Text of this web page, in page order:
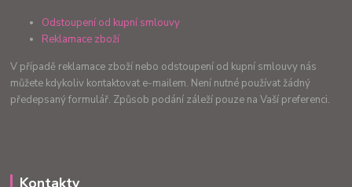
Odstoupení od kupní smlouvy
Reklamace zboží
V případě reklamace zboží nebo odstoupení od kupní smlouvy nás
můžete kdykoliv kontaktovat e-mailem. Není nutné používat žádný
předepsaný formulář. Způsob podání záleží pouze na Vaší preferenci.